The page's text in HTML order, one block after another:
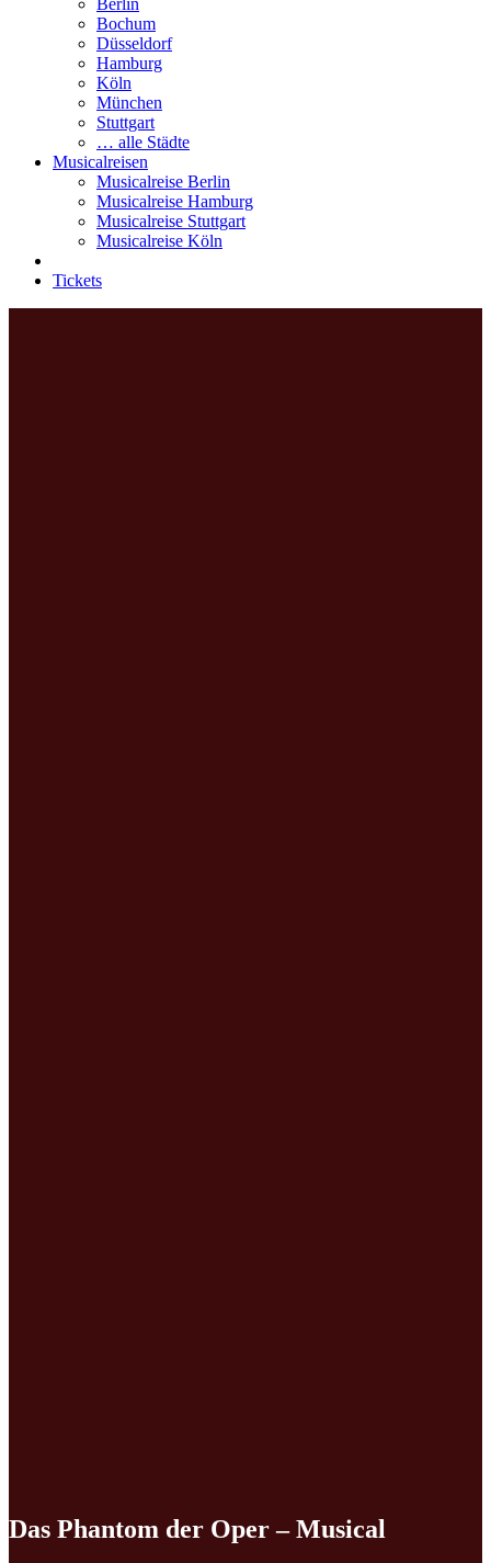
Berlin
Bochum
Düsseldorf
Hamburg
Köln
München
Stuttgart
… alle Städte
Musicalreisen
Musicalreise Berlin
Musicalreise Hamburg
Musicalreise Stuttgart
Musicalreise Köln
Tickets
Das Phantom der Oper – Musical